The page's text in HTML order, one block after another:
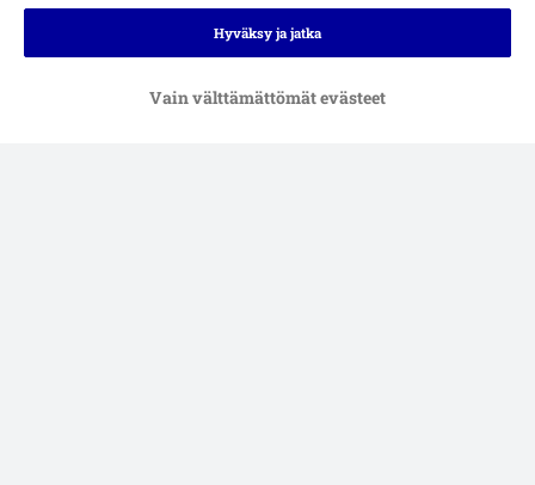
Vain välttämättömät evästeet
Hyväksy ja jatka